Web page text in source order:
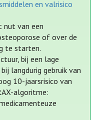
en valrisico
nut van een
of over de
te starten.
bij een lage
langdurig gebruik van
10-jaarsrisico van
algoritme: